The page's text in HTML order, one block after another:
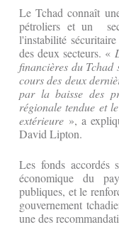
Le Tchad connaît
pétroliers et un
l'instabilité
des deux secteurs. «
financières du Tchad
cours des deux
par la baisse des
régionale tendue et
extérieure », a
David Lipton.
Les fonds accordés
économique du
publiques, et le
gouvernement
une des